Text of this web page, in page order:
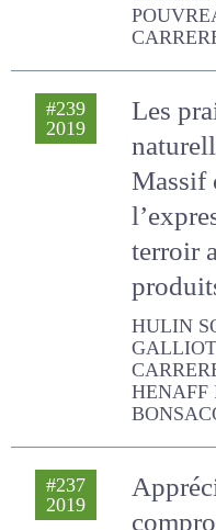
BOILLOT
J.-L.,
Les
Massif
terroir
de
qualité
HULIN
JEAN-
PASCAL,